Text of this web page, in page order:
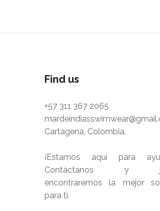
Find us
+57 311 367 2065
Cartagena, Colombia.
¡Estamos aquí para
Contáctanos y
encontraremos la mejor
para ti.